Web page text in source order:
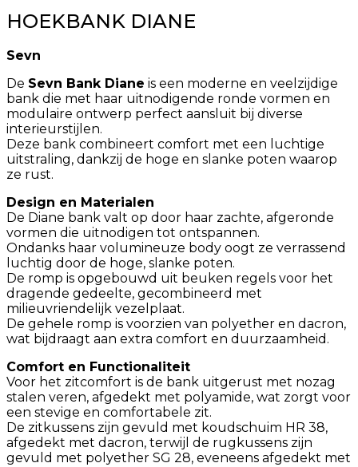
HOEKBANK DIANE
Sevn
De Sevn Bank Diane is een moderne en veelzijdige
bank die met haar uitnodigende ronde vormen en
modulaire ontwerp perfect aansluit bij diverse
interieurstijlen.
Deze bank combineert comfort met een luchtige
uitstraling, dankzij de hoge en slanke poten waarop
ze rust. ​
Design en Materialen
De Diane bank valt op door haar zachte, afgeronde
vormen die uitnodigen tot ontspannen.
Ondanks haar volumineuze body oogt ze verrassend
luchtig door de hoge, slanke poten.
De romp is opgebouwd uit beuken regels voor het
dragende gedeelte, gecombineerd met
milieuvriendelijk vezelplaat.
De gehele romp is voorzien van polyether en dacron,
wat bijdraagt aan extra comfort en duurzaamheid. ​
Comfort en Functionaliteit
Voor het zitcomfort is de bank uitgerust met nozag
stalen veren, afgedekt met polyamide, wat zorgt voor
een stevige en comfortabele zit.
De zitkussens zijn gevuld met koudschuim HR 38,
afgedekt met dacron, terwijl de rugkussens zijn
gevuld met polyether SG 28, eveneens afgedekt met